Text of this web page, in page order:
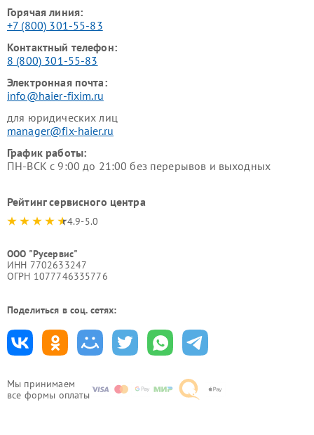
Мы принимаем
все формы оплаты
Горячая линия:
+7 (800) 301-55-83
Контактный телефон:
8 (800) 301-55-83
Электронная почта:
info@haier-fixim.ru
для юридических лиц
manager@fix-haier.ru
График работы:
ПН-ВСК с 9:00 до 21:00 без перерывов и выходных
Рейтинг сервисного центра
4.9-5.0
ООО "Русервис"
ИНН 7702633247
ОГРН 1077746335776
Поделиться в соц. сетях: